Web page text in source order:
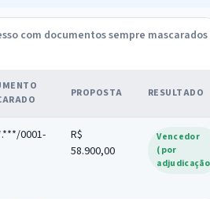
com documentos sempre mascarados
PROPOSTA RESULTADO
0001-
R$
58.900,00
Vencedor
(por